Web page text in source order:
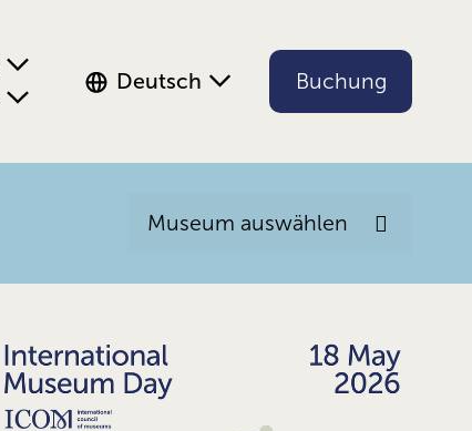
Deutsch Buchung
Museum auswählen